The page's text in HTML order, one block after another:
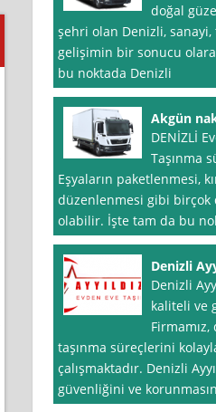
doğal
şehri olan Denizli,
gelişimin bir sonucu
bu noktada Denizli
Akgün
DENİZLİ
Taşınma
Eşyaların paketlenmesi,
düzenlenmesi gibi birçok
olabilir. İşte tam da bu
Denizli
Denizli
kaliteli ve
taşınma süreçlerini
çalışmaktadır. Denizli
güvenliğini ve